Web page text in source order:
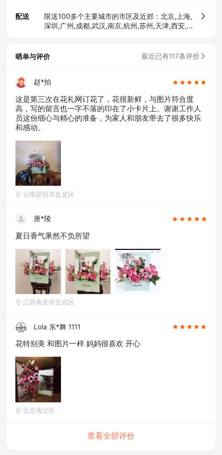
配送
限送100多个主要城市的市区及近郊：北京,上海,
深圳,广州,成都,武汉,南京,杭州,苏州,天津,西安,
齐,贵阳,昆明,福州,长春,南昌,兰州,珠海,南宁,中
坊,镇江,衡阳,包头,赣州,扬州,清远,荆州,莆田,汉
林,吉林,淄博,蚌埠,柳州,遵义,邢台,宜春,漳州,三
亚,宜宾,东营,临沂,德州,开封,大同,龙岩,齐齐哈
尔,连云港,新乡,黄冈,焦作,十堰,驻马店,信阳,牡丹
江,萍乡,安庆,承德,商丘,盘锦,乐山,沧州,河源,营
淮南,晋中,潮州,滨州,自贡,六安,株州,濮阳,常熟,
晋江,顺德,江阴,吴江,昆山,义乌,惠阳,银川,温江,
燕郊,新都,涿州,南沙,宜兴,即墨,海安县,都江堰,增
城,仙桃,菏泽
晒单与评价 最近已有117条评价
赵*拍
这是第三次在花礼网订花了，花很新鲜，与图片符合度
高，写的留言也一字不落的印在了小卡片上。谢谢工作人
员这份细心与精心的准备，为家人和朋友带去了很多快乐
和感动。
云南昆明市盘龙区
唐*陵
夏日香气果然不负所望
江苏南京市玄武区
Lola 东*舞 1111
花特别美 和图片一样 妈妈很喜欢 开心
北京海淀区
查看全部评价